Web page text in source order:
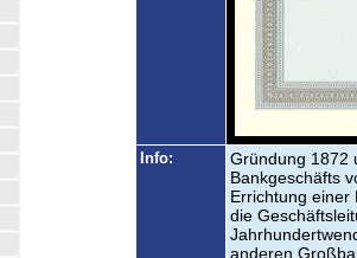
Info:
Gründung 1872
Bankgeschäfts
Errichtung einer
die
anderen